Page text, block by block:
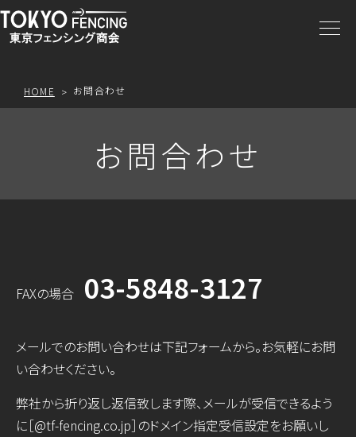
商品一覧
HOME お問合わせ
お問合わせ
FAXの場合 03-5848-3127
メールでのお問い合わせは下記フォームから。お気軽にお問
い合わせください。
弊社から折り返し返信致します際、メールが受信できるよう
に［@tf-fencing.co.jp］のドメイン指定受信設定をお願いし